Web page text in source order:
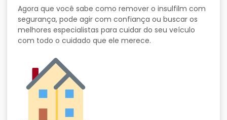
Agora que você sabe como remover o insulfilm com
segurança, pode agir com confiança ou buscar os
melhores especialistas para cuidar do seu veículo
com todo o cuidado que ele merece.